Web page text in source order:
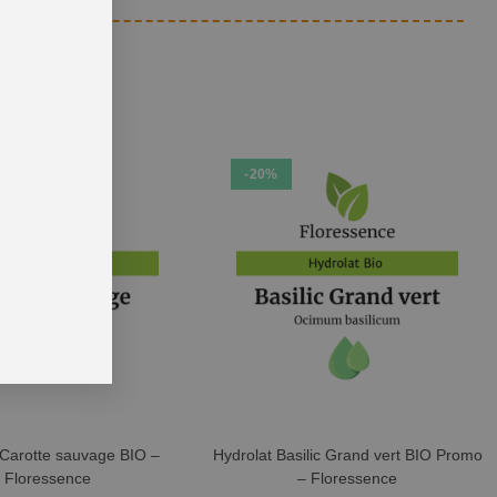
sauvage BIO –
Floressence
-20%
Hydrolat Basilic Grand vert BIO Promo
– Floressence